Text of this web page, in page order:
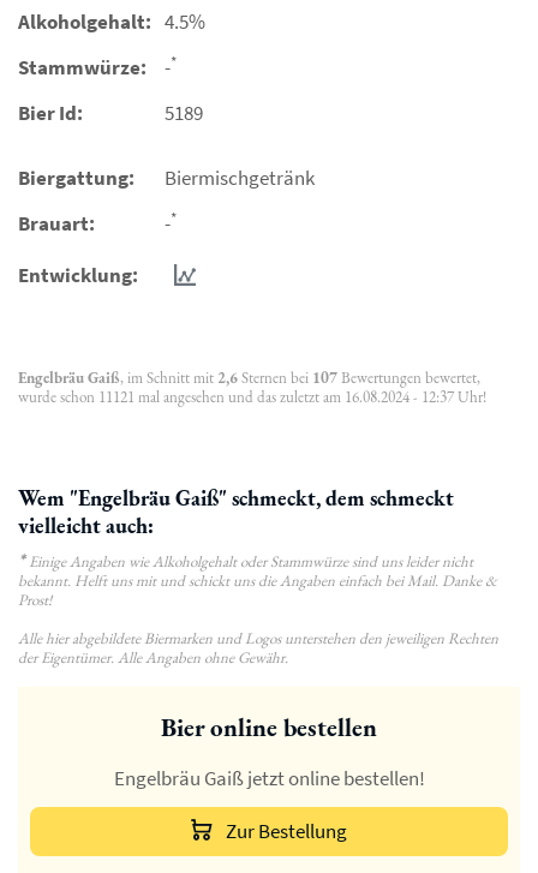
Alkoholgehalt: 4.5%
Stammwürze:
-*
Bier Id: 5189
Biergattung:
Biermischgetränk
Brauart:
-*
Entwicklung:
Engelbräu Gaiß, im Schnitt mit 2,6Sternen bei 107Bewertungen bewertet,
wurde schon 11121 mal angesehen und das zuletzt am 16.08.2024 - 12:37 Uhr!
Wem "Engelbräu Gaiß" schmeckt, dem schmeckt
vielleicht auch:
*Einige Angaben wie Alkoholgehalt oder Stammwürze sind uns leider nicht
bekannt. Helft uns mit und schickt uns die Angaben einfach bei Mail. Danke &
Prost!
Alle hier abgebildete Biermarken und Logos unterstehen den jeweiligen Rechten
der Eigentümer. Alle Angaben ohne Gewähr.
Bier online bestellen
Engelbräu Gaiß jetzt online bestellen!
Zur Bestellung